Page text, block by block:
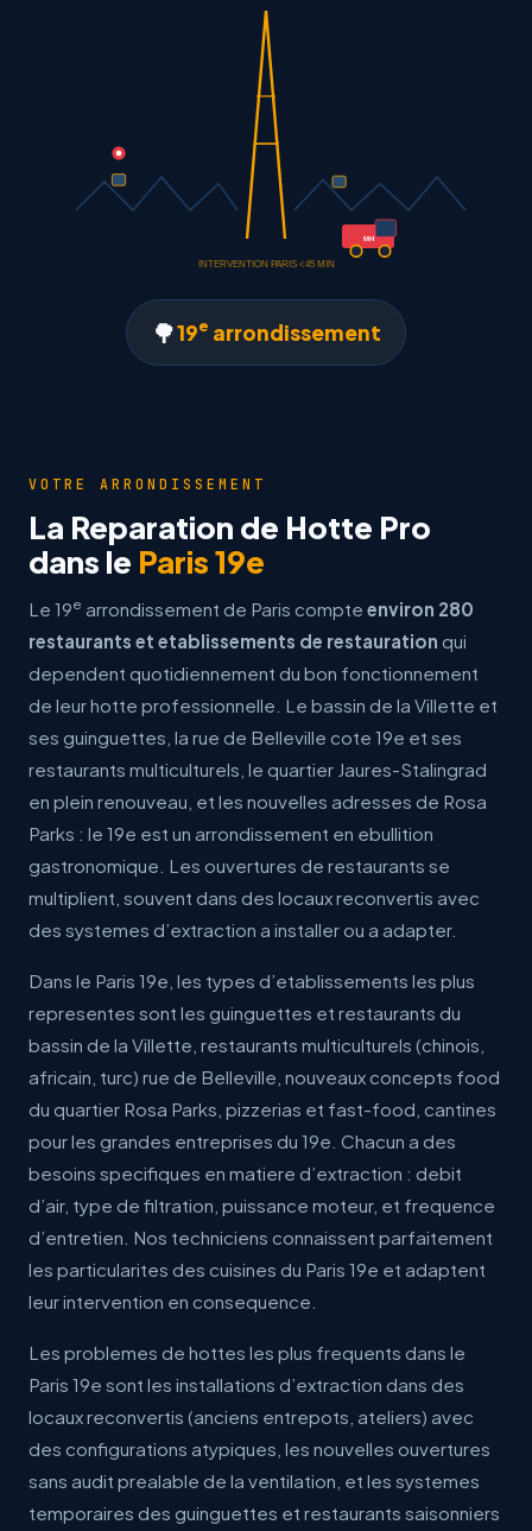
MH
INTERVENTION PARIS <45 MIN
🌳19e arrondissement
VOTRE ARRONDISSEMENT
La Reparation de Hotte Pro
dans le Paris 19e
Le 19e arrondissement de Paris compte environ 280
restaurants et etablissements de restauration qui
dependent quotidiennement du bon fonctionnement
de leur hotte professionnelle. Le bassin de la Villette et
ses guinguettes, la rue de Belleville cote 19e et ses
restaurants multiculturels, le quartier Jaures-Stalingrad
en plein renouveau, et les nouvelles adresses de Rosa
Parks : le 19e est un arrondissement en ebullition
gastronomique. Les ouvertures de restaurants se
multiplient, souvent dans des locaux reconvertis avec
des systemes d’extraction a installer ou a adapter.
Dans le Paris 19e, les types d’etablissements les plus
representes sont les guinguettes et restaurants du
bassin de la Villette, restaurants multiculturels (chinois,
africain, turc) rue de Belleville, nouveaux concepts food
du quartier Rosa Parks, pizzerias et fast-food, cantines
pour les grandes entreprises du 19e. Chacun a des
besoins specifiques en matiere d’extraction : debit
d’air, type de filtration, puissance moteur, et frequence
d’entretien. Nos techniciens connaissent parfaitement
les particularites des cuisines du Paris 19e et adaptent
leur intervention en consequence.
Les problemes de hottes les plus frequents dans le
Paris 19e sont les installations d’extraction dans des
locaux reconvertis (anciens entrepots, ateliers) avec
des configurations atypiques, les nouvelles ouvertures
sans audit prealable de la ventilation, et les systemes
temporaires des guinguettes et restaurants saisonniers